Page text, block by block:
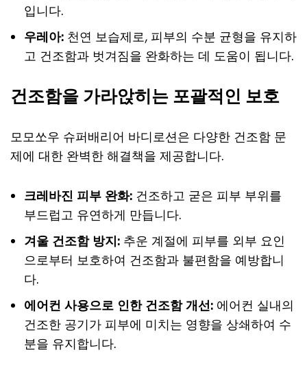
입니다.
우레아: 천연 보습제로, 피부의 수분 균형을 유지하
고 건조함과 벗겨짐을 완화하는 데 도움이 됩니다.
건조함을 가라앉히는 포괄적인 보호
모모쏘우 슈퍼배리어 바디로션은 다양한 건조함 문
제에 대한 완벽한 해결책을 제공합니다.
크레바진 피부 완화: 건조하고 굳은 피부 부위를
부드럽고 유연하게 만듭니다.
겨울 건조함 방지: 추운 계절에 피부를 외부 요인
으로부터 보호하여 건조함과 불편함을 예방합니
다.
에어컨 사용으로 인한 건조함 개선: 에어컨 실내의
건조한 공기가 피부에 미치는 영향을 상쇄하여 수
분을 유지합니다.